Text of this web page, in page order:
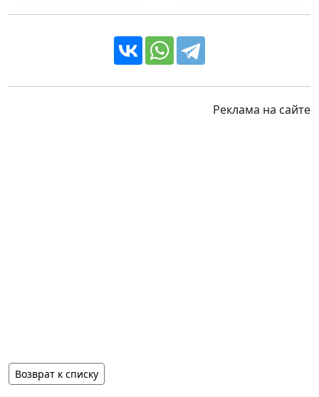
Реклама на сайте
Возврат к списку